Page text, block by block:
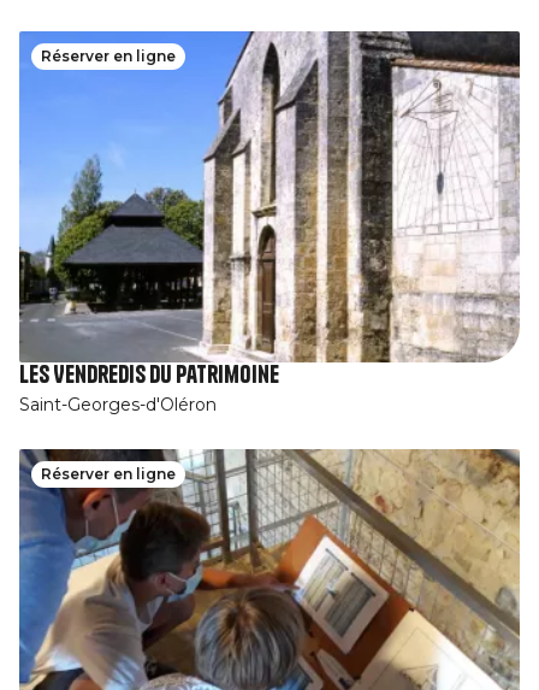
Réserver en ligne
Les Vendredis du patrimoine
Saint-Georges-d'Oléron
Réserver en ligne